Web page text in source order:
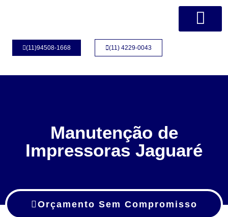
(11)94508-1668 (11) 4229-0043
Manutenção de
Impressoras Jaguaré
Orçamento Sem Compromisso